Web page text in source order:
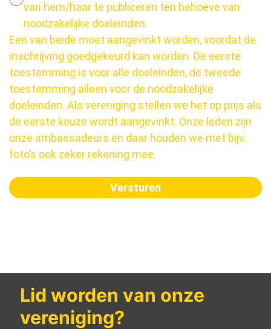
van hem/haar te publiceren ten behoeve van
noodzakelijke doeleinden.
Een van beide moet aangevinkt worden, voordat de
inschrijving goedgekeurd kan worden. De eerste
toestemming is voor alle doeleinden, de tweede
toestemming alleen voor de noodzakelijke
doeleinden. Als vereniging stellen we het op prijs als
de eerste keuze wordt aangevinkt. Onze leden zijn
onze ambassadeurs en daar houden we met bijv.
foto’s ook zeker rekening mee.
Lid worden van onze
vereniging?